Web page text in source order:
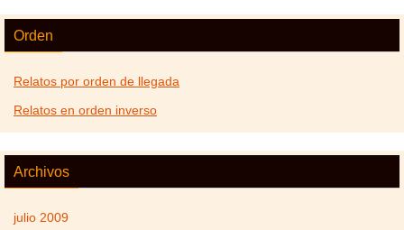
Orden
Relatos por orden de llegada
Relatos en orden inverso
Archivos
julio 2009